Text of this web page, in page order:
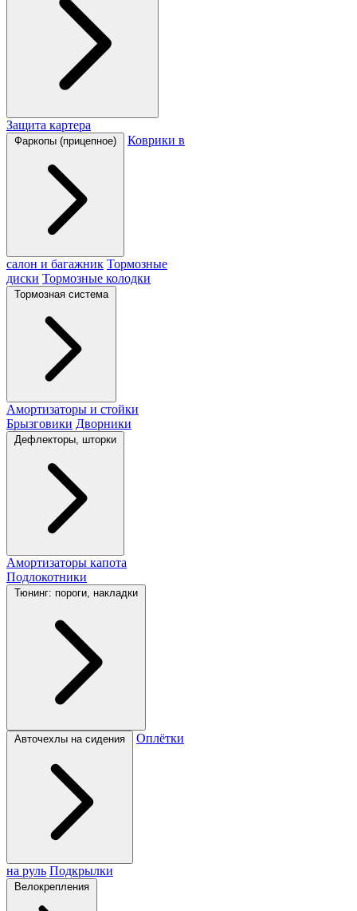
Защита картера
Фаркопы (прицепное) Коврики в
салон и багажник Тормозные
диски Тормозные колодки
Тормозная система
Амортизаторы и стойки
Брызговики Дворники
Дефлекторы, шторки
Амортизаторы капота
Подлокотники
Тюнинг: пороги, накладки
Авточехлы на сидения Оплётки
на руль Подкрылки
Велокрепления